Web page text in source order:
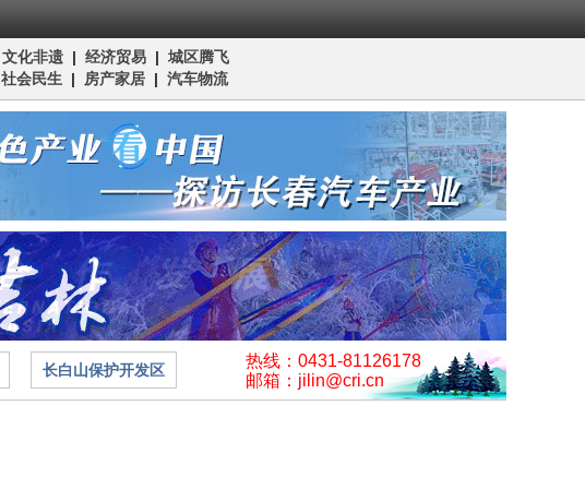
文化非遗 | 经济贸易 | 城区腾飞
社会民生 | 房产家居 | 汽车物流
长白山保护开发区
热线：0431-81126178
邮箱：jilin@cri.cn